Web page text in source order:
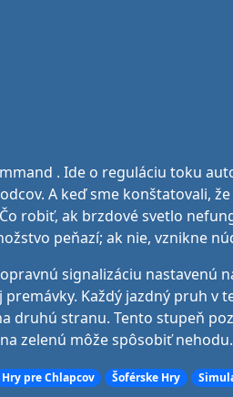
. Ide o reguláciu toku
A keď sme konštatovali,
robiť, ak brzdové svetlo
peňazí; ak nie, vznikne
signalizáciu nastavenú
Každý jazdný pruh
druhú stranu. Tento stupeň
zelenú môže spôsobiť nehodu.
Hry pre Chlapcov Šoférske Hry